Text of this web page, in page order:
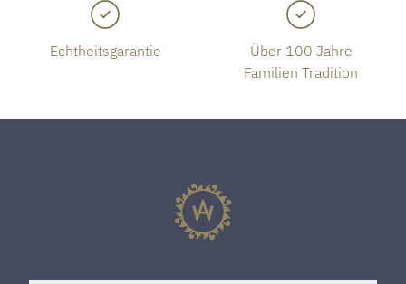
Echtheitsgarantie
Über 100 Jahre
Familien Tradition